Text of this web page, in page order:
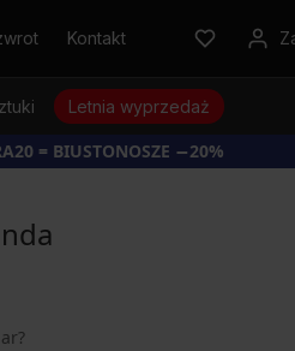
Kontakt
Letnia wyprzedaż
= BIUSTONOSZE −20%